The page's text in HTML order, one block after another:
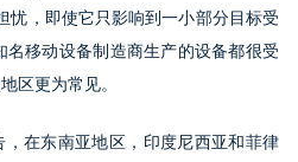
忧，即使它只影响到一小部分目标受
移动设备制造商生产的设备都很受
区更为常见。
在东南亚地区，印度尼西亚和菲律